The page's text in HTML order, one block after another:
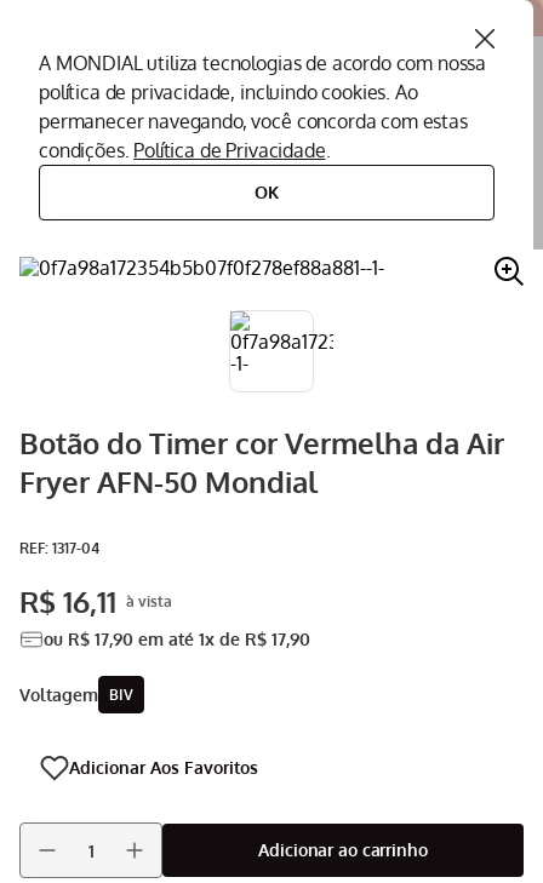
A MONDIAL utiliza tecnologias de acordo com nossa
política de privacidade, incluindo cookies. Ao
permanecer navegando, você concorda com estas
condições. Política de Privacidade.
OK
O que você procura?
peças para fritadeiras
Botão do Timer cor Vermelha da Air
Fryer AFN-50 Mondial
: 1317-04
R$ 16,11
ou R$ 17,90 em até 1x de R$ 17,90
voltagem BIV
Adicionar ao carrinho
2 º Air Fryer
6º Secador
7º Panificadora
10ºMultiprocessador